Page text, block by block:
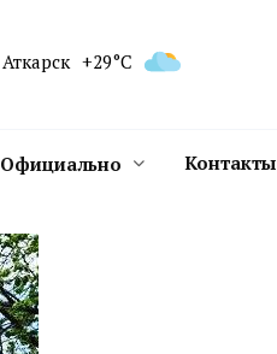
Аткарск +29°C
Официально Контакты